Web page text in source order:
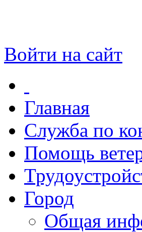
Войти на сайт
Главная
Служба по
Помощь
Город
Общая